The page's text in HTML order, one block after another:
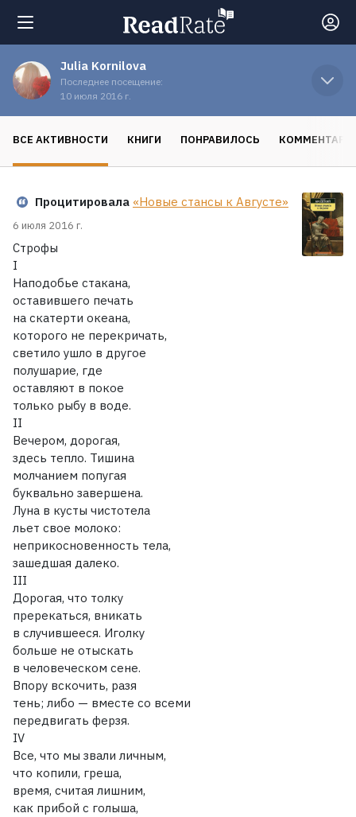
Поиск
Книги
Экранизации
Коллекции
Julia Kornilova
Последнее посещение:
10 июля 2016 г.
ВСЕ АКТИВНОСТИ КНИГИ ПОНРАВИЛОСЬ
Процитировала «Новые стансы к Августе»
6 июля 2016 г.
Строфы
I
Наподобье стакана,
оставившего печать
на скатерти океана,
которого не перекричать,
светило ушло в другое
полушарие, где
оставляют в покое
только рыбу в воде.
II
Вечером, дорогая,
здесь тепло. Тишина
молчанием попугая
буквально завершена.
Луна в кусты чистотела
льет свое молоко:
неприкосновенность тела,
зашедшая далеко.
III
Дорогая, что толку
пререкаться, вникать
в случившееся. Иголку
больше не отыскать
в человеческом сене.
Впору вскочить, разя
тень; либо — вместе со всеми
передвигать ферзя.
IV
Все, что мы звали личным,
что копили, греша,
время, считая лишним,
как прибой с голыша,